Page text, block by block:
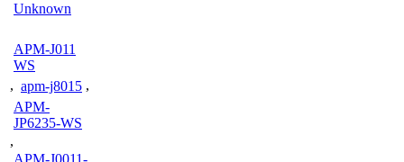
Unknown
APM-J011
WS
, apm-j8015 ,
APM-
JP6235-WS
,